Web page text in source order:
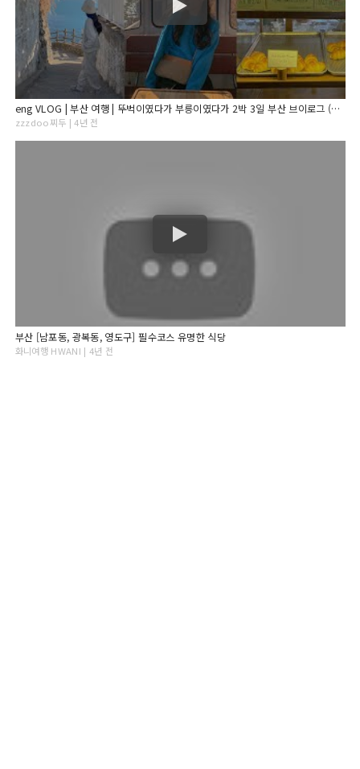
eng VLOG | 부산 여행 | 뚜벅이였다가 부릉이였다가 2박 3일 부산 브이로그 (캡슐열차, 영도 흰여울문화마을, 이터널선샤인 소금빵, 해성막창, 컵넛, 로우앤스윗, 서면맛집)
zzzdoo찌두 | 4년 전
부산 [남포동, 광복동, 영도구] 필수코스 유명한 식당
화니여행 HWANI | 4년 전